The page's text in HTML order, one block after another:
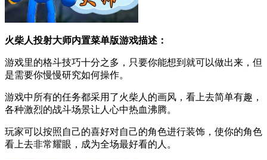
火柴人投射大师内置菜单版游戏描述：
游戏里的格斗技巧十分之多，只要你能想到就可以做出来，但
是需要你慢慢研究如何操作。
游戏中所有的任务都采用了火柴人的画风，看上去简单有趣，
各种激烈的战斗场景让人心中热血沸腾。
玩家可以按照自己的喜好对自己的角色进行装饰，使你的角色
看上去非常耀眼，成为全场最好看的人。